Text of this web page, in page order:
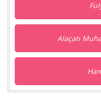
Alaçatı